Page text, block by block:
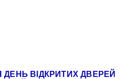
ДЕНЬ ВІДКРИТИХ ДВЕРЕЙ